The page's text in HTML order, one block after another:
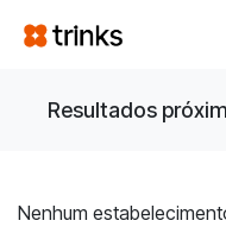
Resultados
Nenhum